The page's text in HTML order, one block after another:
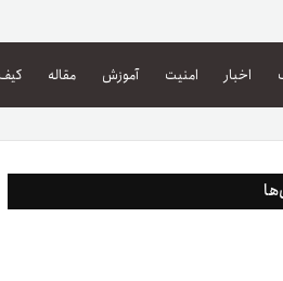
بازار تترلند
سرمایه‌گذاری آسان
اخبار امنیت آموزش مقاله